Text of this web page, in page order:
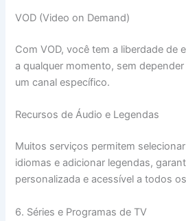
VOD (Video on Demand)
Com VOD, você tem a liberdade de
a qualquer momento, sem
um canal específico.
Recursos de Áudio e Legendas
Muitos serviços permitem
idiomas e adicionar legendas,
personalizada e acessível a todos
6. Séries e Programas de TV